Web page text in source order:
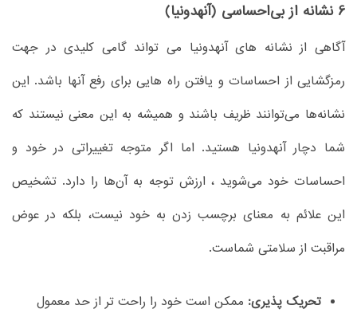
6 نشانه از بی‌احساسی (آنهدونیا)
آگاهی از نشانه های آنهدونیا می تواند گامی کلیدی در جهت
رمزگشایی از احساسات و یافتن راه هایی برای رفع آنها باشد. این
نشانه‌ها می‌توانند ظریف باشند و همیشه به این معنی نیستند که
شما دچار آنهدونیا هستید. اما اگر متوجه تغییراتی در خود و
احساسات خود می‌شوید ، ارزش توجه به آن‌ها را دارد. تشخیص
این علائم به معنای برچسب زدن به خود نیست، بلکه در عوض
مراقبت از سلامتی شماست.
تحریک پذیری: ممکن است خود را راحت تر از حد معمول